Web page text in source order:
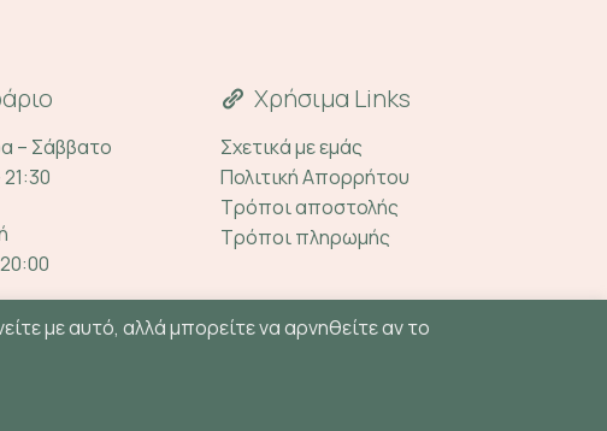
– Σάββατο
Χρήσιμα Links
Σχετικά με εμάς
Πολιτική Απορρήτου
Τρόποι αποστολής
Τρόποι πληρωμής
με αυτό, αλλά μπορείτε να αρνηθείτε αν το